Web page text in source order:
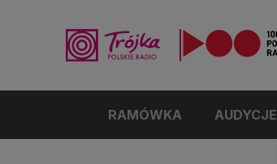
RAMÓWKA AUDYCJE